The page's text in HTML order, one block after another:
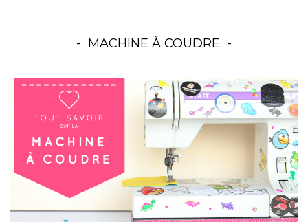
MACHINE À COUDRE